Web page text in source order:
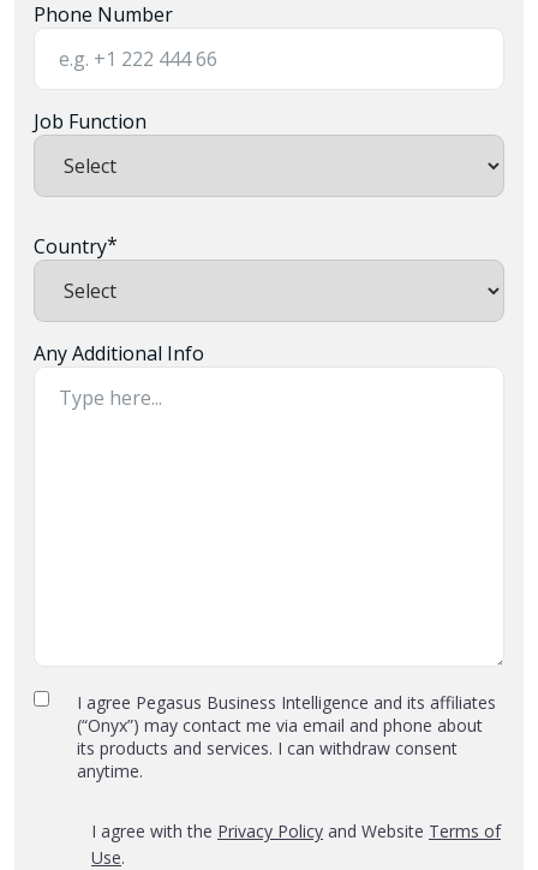
Phone Number
Job Function
Country*
Any Additional Info
Privacy
Policy
Terms
I agree Pegasus Business Intelligence and its affiliates
(“Onyx”) may contact me via email and phone about
its products and services. I can withdraw consent
anytime.
‎I agree with the Privacy Policy and Website Terms of
Use.